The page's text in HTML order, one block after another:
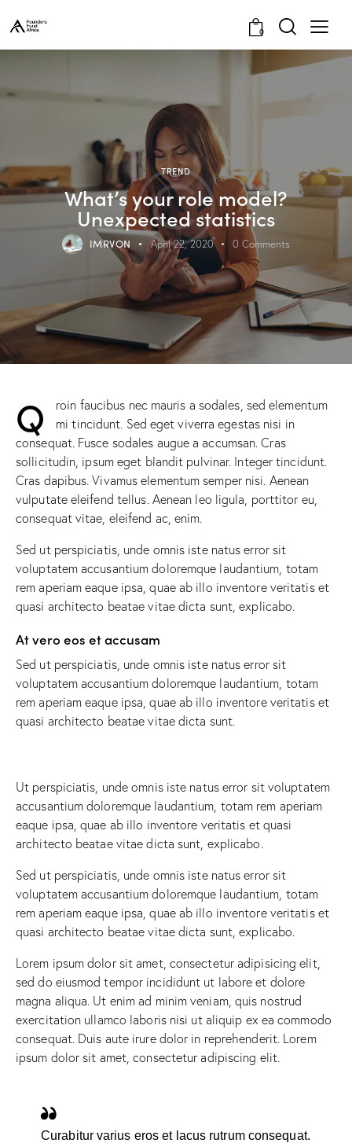
0
TREND
What’s your role model?
Unexpected statistics
IMRVON April 22, 2020 0 Comments
Q
roin faucibus nec mauris a sodales, sed elementum
mi tincidunt. Sed eget viverra egestas nisi in
consequat. Fusce sodales augue a accumsan. Cras
sollicitudin, ipsum eget blandit pulvinar. Integer tincidunt.
Cras dapibus. Vivamus elementum semper nisi. Aenean
vulputate eleifend tellus. Aenean leo ligula, porttitor eu,
consequat vitae, eleifend ac, enim.
Sed ut perspiciatis, unde omnis iste natus error sit
voluptatem accusantium doloremque laudantium, totam
rem aperiam eaque ipsa, quae ab illo inventore veritatis et
quasi architecto beatae vitae dicta sunt, explicabo.
At vero eos et accusam
Sed ut perspiciatis, unde omnis iste natus error sit
voluptatem accusantium doloremque laudantium, totam
rem aperiam eaque ipsa, quae ab illo inventore veritatis et
quasi architecto beatae vitae dicta sunt.
Ut perspiciatis, unde omnis iste natus error sit voluptatem
accusantium doloremque laudantium, totam rem aperiam
eaque ipsa, quae ab illo inventore veritatis et quasi
architecto beatae vitae dicta sunt, explicabo.
Sed ut perspiciatis, unde omnis iste natus error sit
voluptatem accusantium doloremque laudantium, totam
rem aperiam eaque ipsa, quae ab illo inventore veritatis et
quasi architecto beatae vitae dicta sunt, explicabo.
Lorem ipsum dolor sit amet, consectetur adipisicing elit,
sed do eiusmod tempor incididunt ut labore et dolore
magna aliqua. Ut enim ad minim veniam, quis nostrud
exercitation ullamco laboris nisi ut aliquip ex ea commodo
consequat. Duis aute irure dolor in reprehenderit. Lorem
ipsum dolor sit amet, consectetur adipiscing elit.
Curabitur varius eros et lacus rutrum consequat.